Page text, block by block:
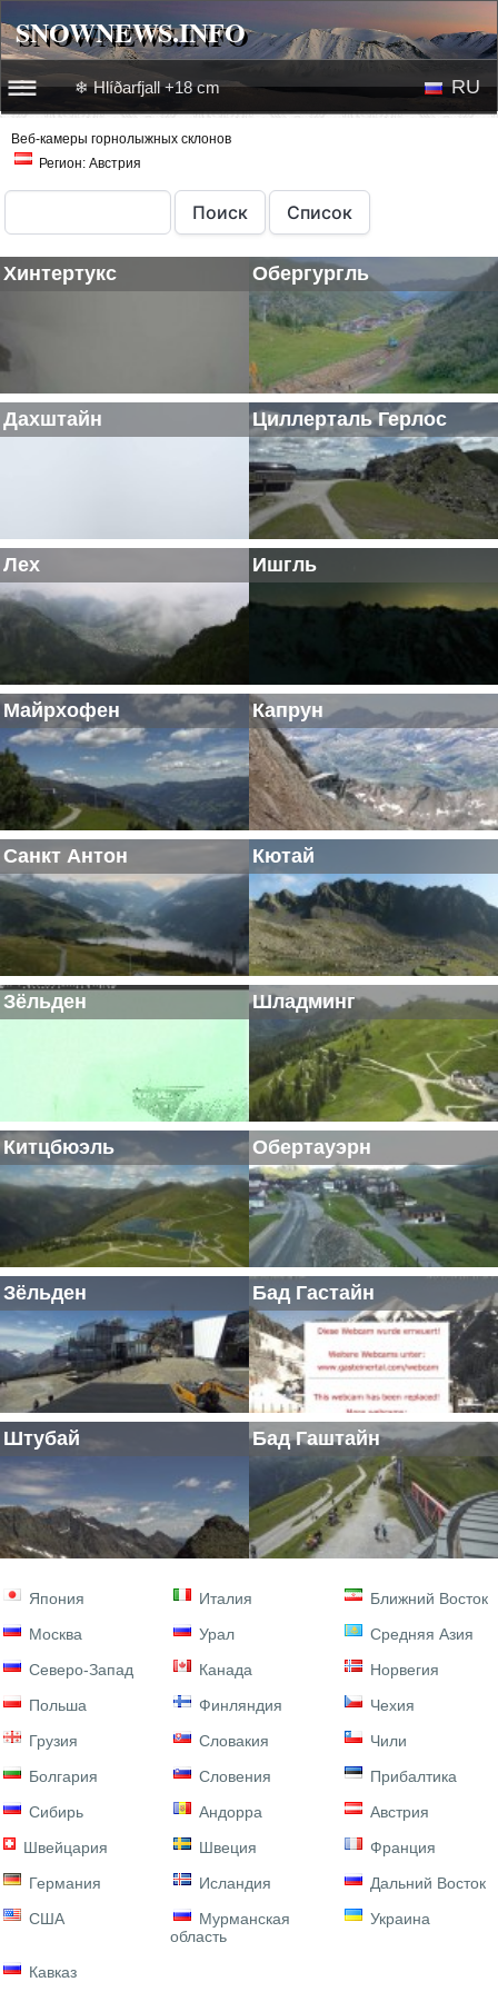
SNOWNEWS.INFO
☰☰
Новости
Веб-камеры
Лыжное видео
❄ Hlíðarfjall +18 cm RU
Веб-камеры горнолыжных склонов
Регион: Австрия
Хинтертукс Обергургль
Дахштайн Циллерталь Герлос
Лех Ишгль
Майрхофен Капрун
Санкт Антон Кютай
Зёльден Шладминг
Китцбюэль Обертауэрн
Зёльден Бад Гастайн
Штубай Бад Гаштайн
Япония Италия
Ближний Восток
Москва
Урал
Средняя Азия
Северо-Запад
Канада
Норвегия
Польша
Финляндия
Чехия
Грузия
Словакия
Чили
Болгария
Словения
Прибалтика
Сибирь
Андорра
Австрия
Швейцария
Швеция
Франция
Германия
Исландия
Дальний Восток
США
Мурманская
область
Украина
Кавказ